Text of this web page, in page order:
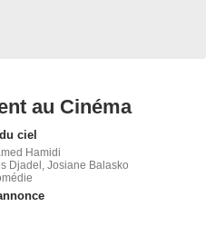
au Cinéma
ciel
Hamidi
Djadel, Josiane Balasko